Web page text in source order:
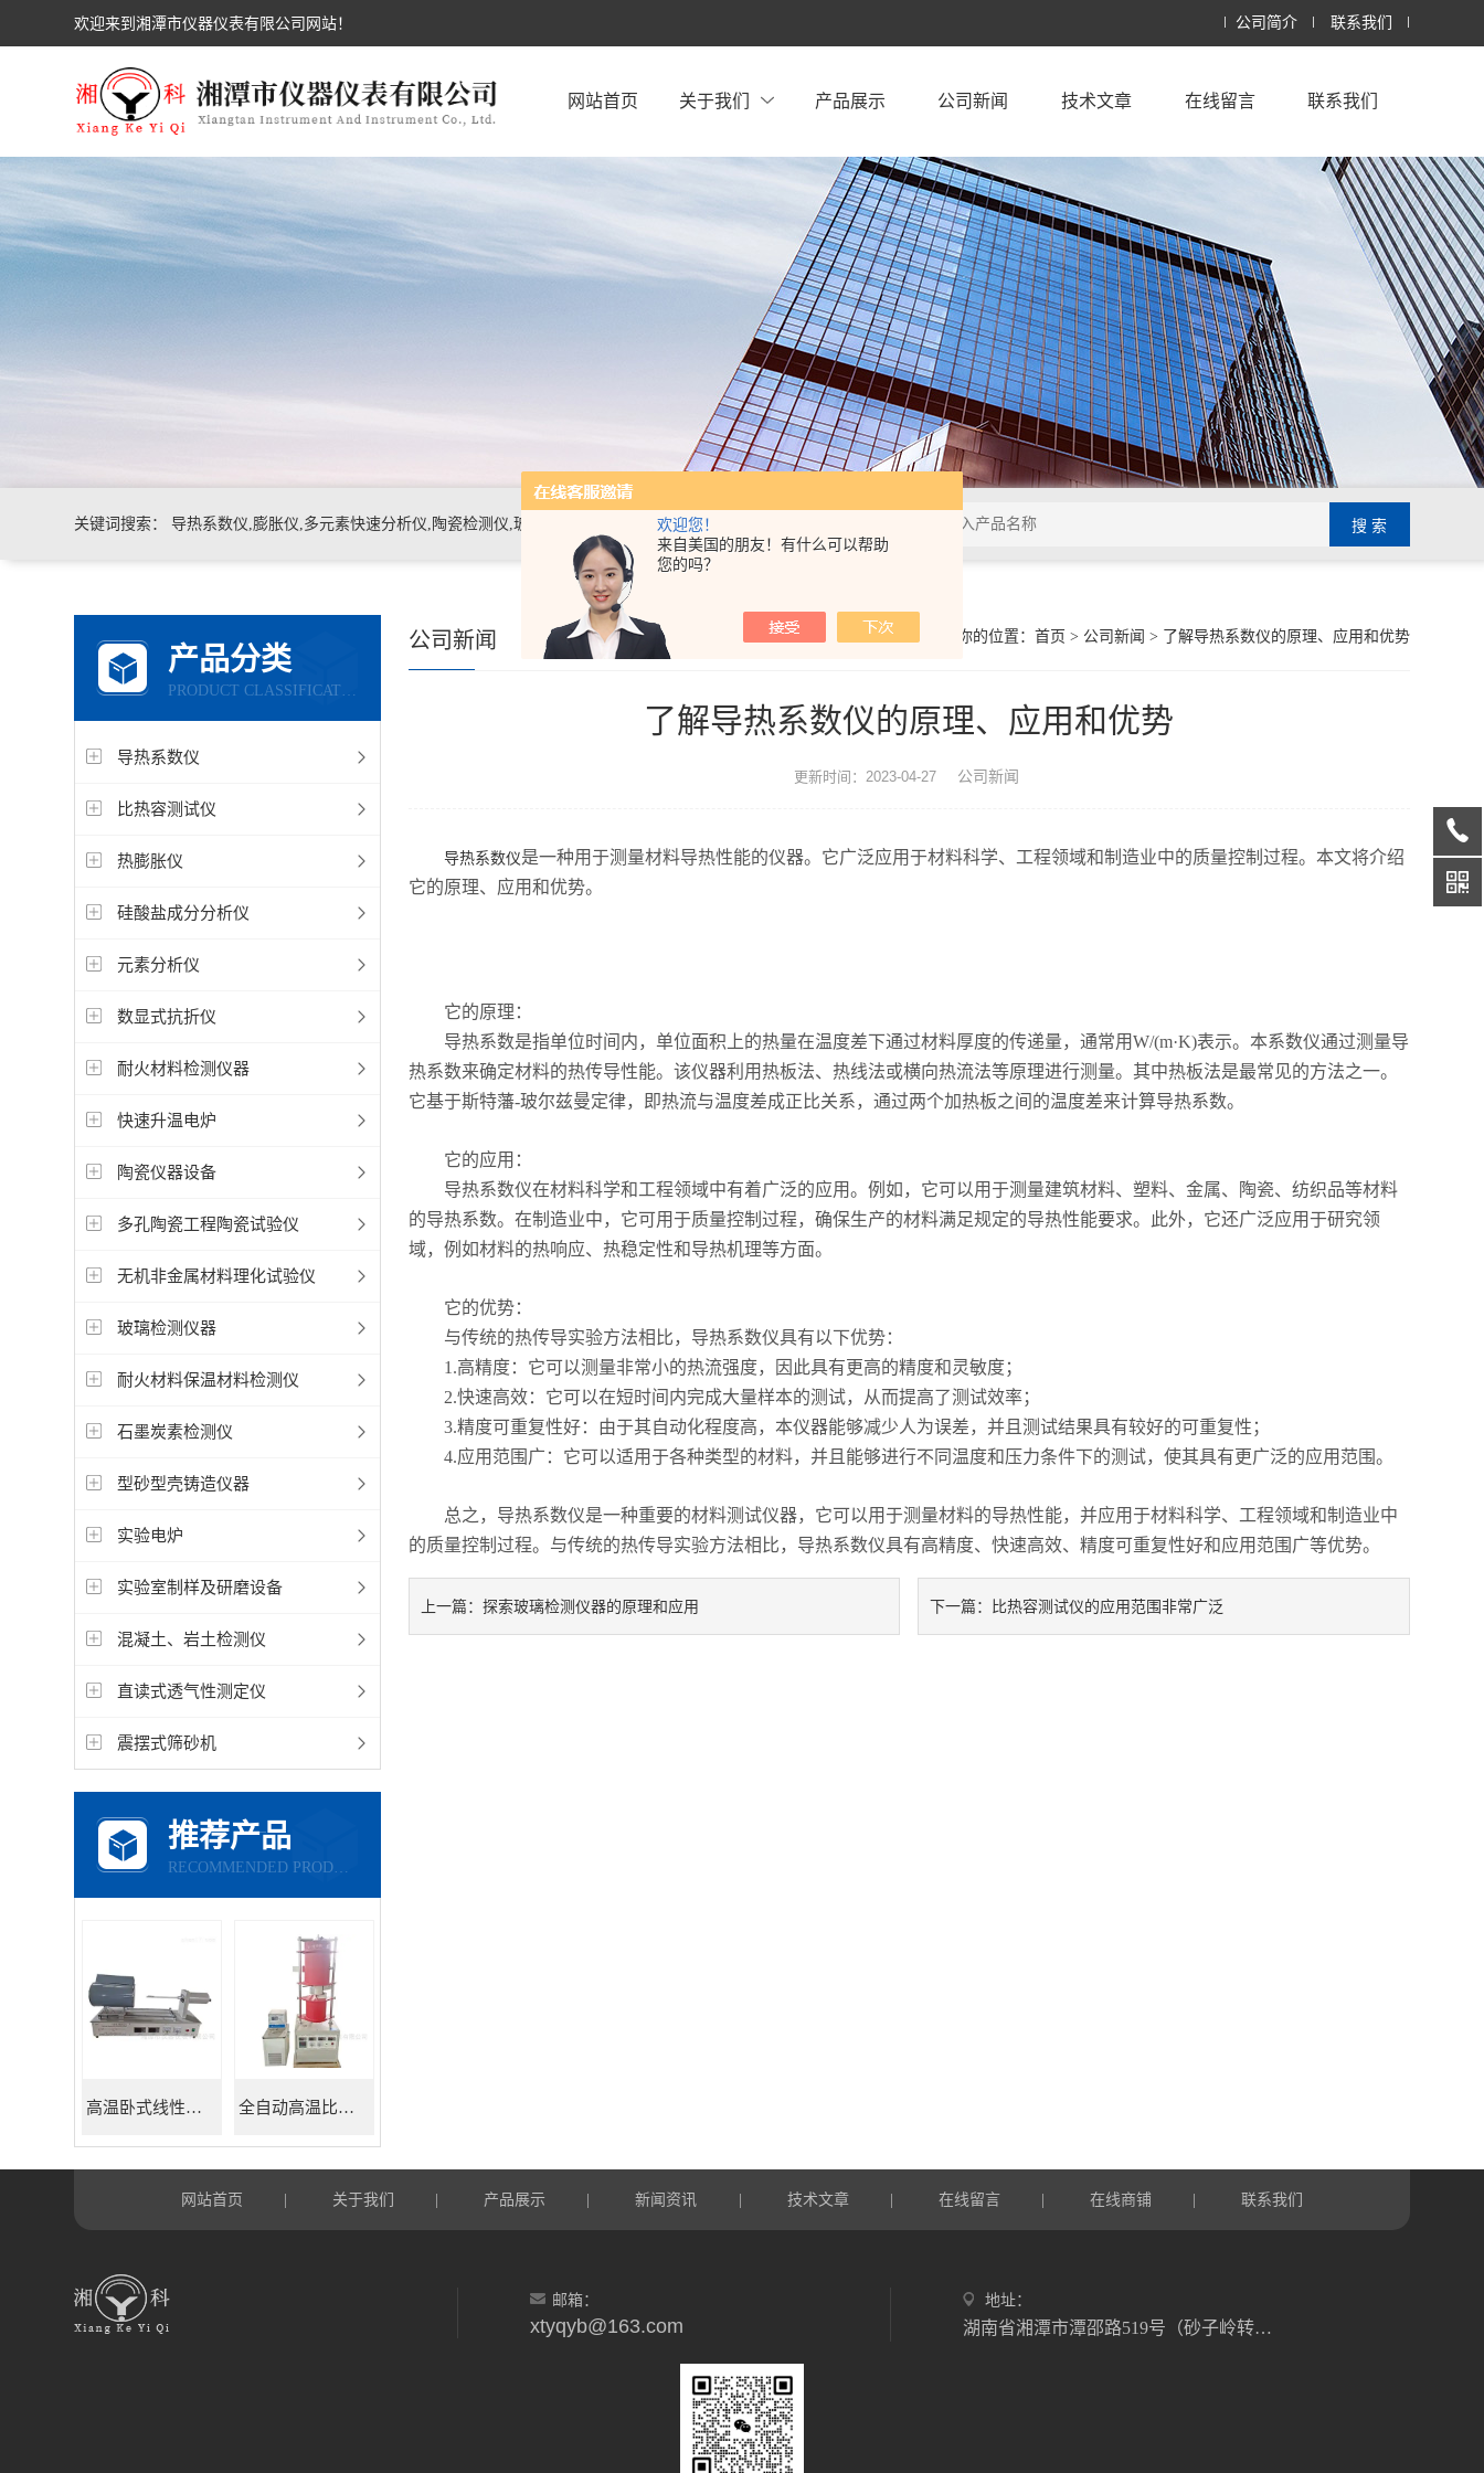
欢迎您！
来自美国的朋友！有什么可以帮助
您的吗？
欢迎来到湘潭市仪器仪表有限公司网站！ 公司简介 联系我们
网站首页 关于我们 产品展示 公司新闻 技术文章 在线留言 联系我们
关键词搜索： 导热系数仪,膨胀仪,多元素快速分析仪,陶瓷检测仪,玻璃耐火材料检测仪，石墨炭素材料检测仪，高温物性仪，研磨机，制样机，实验电炉等
产品分类
PRODUCT CLASSIFICATION
导热系数仪
比热容测试仪
热膨胀仪
硅酸盐成分分析仪
元素分析仪
数显式抗折仪
耐火材料检测仪器
快速升温电炉
陶瓷仪器设备
多孔陶瓷工程陶瓷试验仪
无机非金属材料理化试验仪
玻璃检测仪器
耐火材料保温材料检测仪
石墨炭素检测仪
型砂型壳铸造仪器
实验电炉
实验室制样及研磨设备
混凝土、岩土检测仪
直读式透气性测定仪
震摆式筛砂机
推荐产品
RECOMMENDED PRODUCTS
高温卧式线性热膨胀系数测定仪 全自动高温比热容测试仪
你的位置： 首页 > 公司新闻 > 了解导热系数仪的原理、应用和优势
公司新闻
了解导热系数仪的原理、应用和优势
更新时间：2023-04-27 公司新闻
导热系数仪是一种用于测量材料导热性能的仪器。它广泛应用于材料科学、工程领域和制造业中的质量控制过程。本文将介绍
它的原理、应用和优势。
它的原理：
导热系数是指单位时间内，单位面积上的热量在温度差下通过材料厚度的传递量，通常用W/(m·K)表示。本系数仪通过测量导
热系数来确定材料的热传导性能。该仪器利用热板法、热线法或横向热流法等原理进行测量。其中热板法是最常见的方法之一。
它基于斯特藩-玻尔兹曼定律，即热流与温度差成正比关系，通过两个加热板之间的温度差来计算导热系数。
它的应用：
导热系数仪在材料科学和工程领域中有着广泛的应用。例如，它可以用于测量建筑材料、塑料、金属、陶瓷、纺织品等材料
的导热系数。在制造业中，它可用于质量控制过程，确保生产的材料满足规定的导热性能要求。此外，它还广泛应用于研究领
域，例如材料的热响应、热稳定性和导热机理等方面。
它的优势：
与传统的热传导实验方法相比，导热系数仪具有以下优势：
1.高精度：它可以测量非常小的热流强度，因此具有更高的精度和灵敏度；
2.快速高效：它可以在短时间内完成大量样本的测试，从而提高了测试效率；
3.精度可重复性好：由于其自动化程度高，本仪器能够减少人为误差，并且测试结果具有较好的可重复性；
4.应用范围广：它可以适用于各种类型的材料，并且能够进行不同温度和压力条件下的测试，使其具有更广泛的应用范围。
总之，导热系数仪是一种重要的材料测试仪器，它可以用于测量材料的导热性能，并应用于材料科学、工程领域和制造业中
的质量控制过程。与传统的热传导实验方法相比，导热系数仪具有高精度、快速高效、精度可重复性好和应用范围广等优势。
上一篇： 探索玻璃检测仪器的原理和应用 下一篇： 比热容测试仪的应用范围非常广泛
网站首页 关于我们 产品展示 新闻资讯 技术文章 在线留言 在线商铺 联系我们
邮箱：
xtyqyb@163.com
地址：
湖南省湘潭市潭邵路519号（砂子岭转盘往湘乡方向1.2公里）